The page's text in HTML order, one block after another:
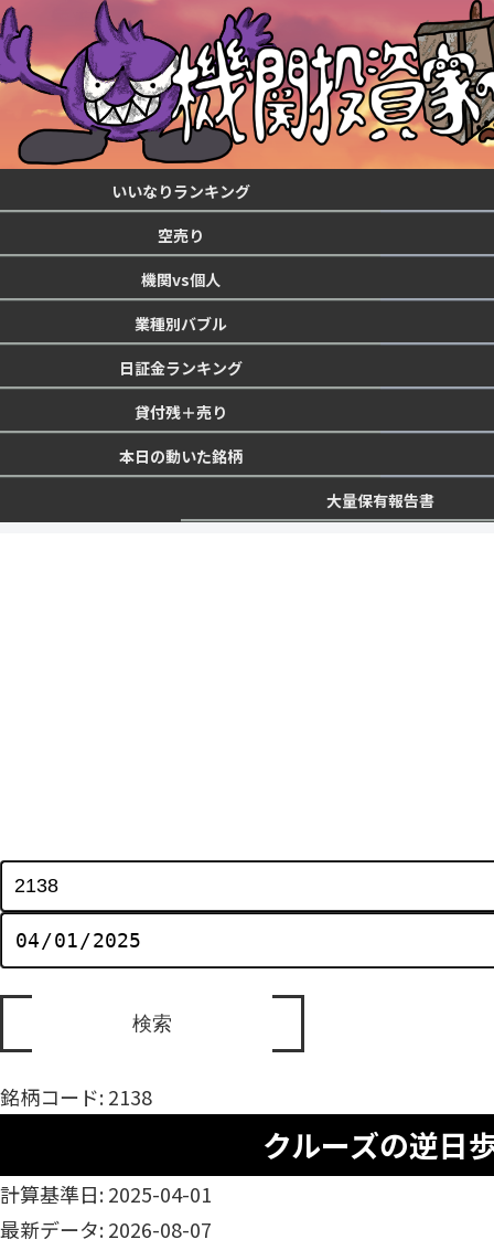
いいなりランキング
空売り
機関vs個人
業種別バブル
日証金ランキング
貸付残＋売り
本日の動いた銘柄
大量保有報告書
銘柄コード: 2138
クルーズの逆日
計算基準日: 2025-04-01
最新データ: 2026-08-07